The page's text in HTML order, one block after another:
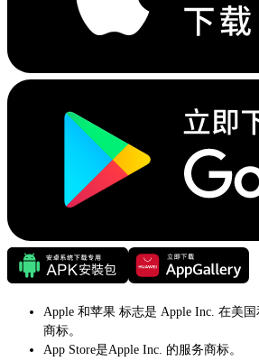
Apple 和苹果 标志是 Apple Inc. 在美
商标。
App Store是Apple Inc. 的服务商标。